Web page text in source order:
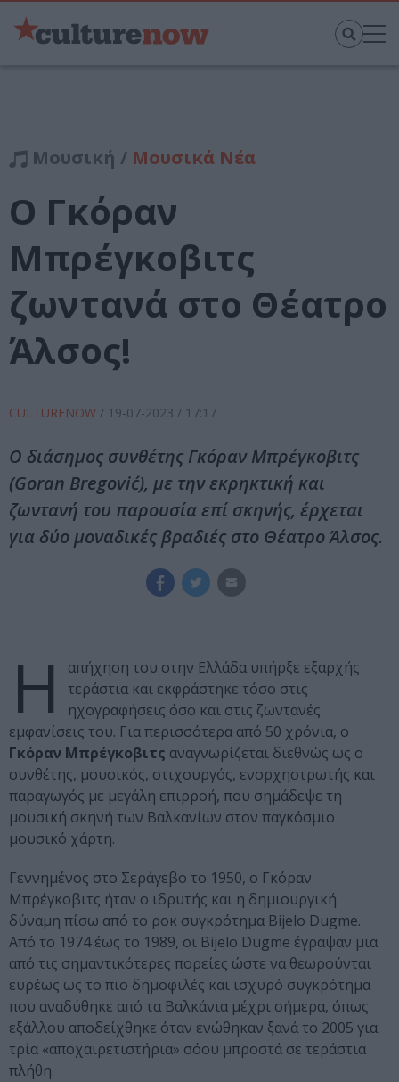
Μουσική / Μουσικά Νέα
Ο Γκόραν
Μπρέγκοβιτς
ζωντανά στο Θέατρο
Άλσος!
CULTURENOW / 19-07-2023 / 17:17
Ο διάσημος συνθέτης Γκόραν Μπρέγκοβιτς
(Goran Bregović), με την εκρηκτική και
ζωντανή του παρουσία επί σκηνής, έρχεται
για δύο μοναδικές βραδιές στο Θέατρο Άλσος.
Η
απήχηση του στην Ελλάδα υπήρξε εξαρχής
τεράστια και εκφράστηκε τόσο στις
ηχογραφήσεις όσο και στις ζωντανές
εμφανίσεις του. Για περισσότερα από 50 χρόνια, ο
Γκόραν Μπρέγκοβιτς αναγνωρίζεται διεθνώς ως ο
συνθέτης, μουσικός, στιχουργός, ενορχηστρωτής και
παραγωγός με μεγάλη επιρροή, που σημάδεψε τη
μουσική σκηνή των Βαλκανίων στον παγκόσμιο
μουσικό χάρτη.
Γεννημένος στο Σεράγεβο το 1950, ο Γκόραν
Μπρέγκοβιτς ήταν ο ιδρυτής και η δημιουργική
δύναμη πίσω από το ροκ συγκρότημα Bijelo Dugme.
Από το 1974 έως το 1989, οι Bijelo Dugme έγραψαν μια
από τις σημαντικότερες πορείες ώστε να θεωρούνται
ευρέως ως το πιο δημοφιλές και ισχυρό συγκρότημα
που αναδύθηκε από τα Βαλκάνια μέχρι σήμερα, όπως
εξάλλου αποδείχθηκε όταν ενώθηκαν ξανά το 2005 για
τρία «αποχαιρετιστήρια» σόου μπροστά σε τεράστια
πλήθη.